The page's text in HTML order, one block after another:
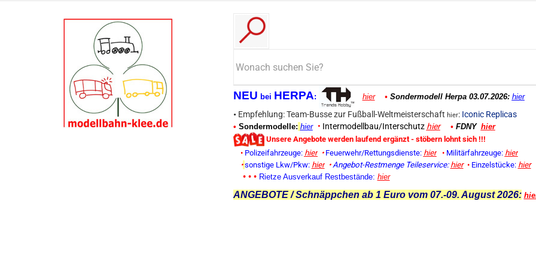
NEU bei HERPA: hier • Sondermodell Herpa 03.07.2026: hier
• Empfehlung: Team-Busse zur Fußball-Weltmeisterschaft hier: Iconic Replicas
• Sondermodelle: hier • Intermodellbau/Interschutz hier • FDNY hier
Unsere Angebote werden laufend ergänzt - stöbern lohnt sich !!!
•Polizeifahrzeuge: hier • Feuerwehr/Rettungsdienste: hier • Militärfahrzeuge: hier
• sonstige Lkw/Pkw: hier • Angebot-Restmenge Teileservice: hier • Einzelstücke: hier
• • • Rietze Ausverkauf Restbestände: hier
ANGEBOTE / Schnäppchen ab 1 Euro vom 07.-09. August 2026: